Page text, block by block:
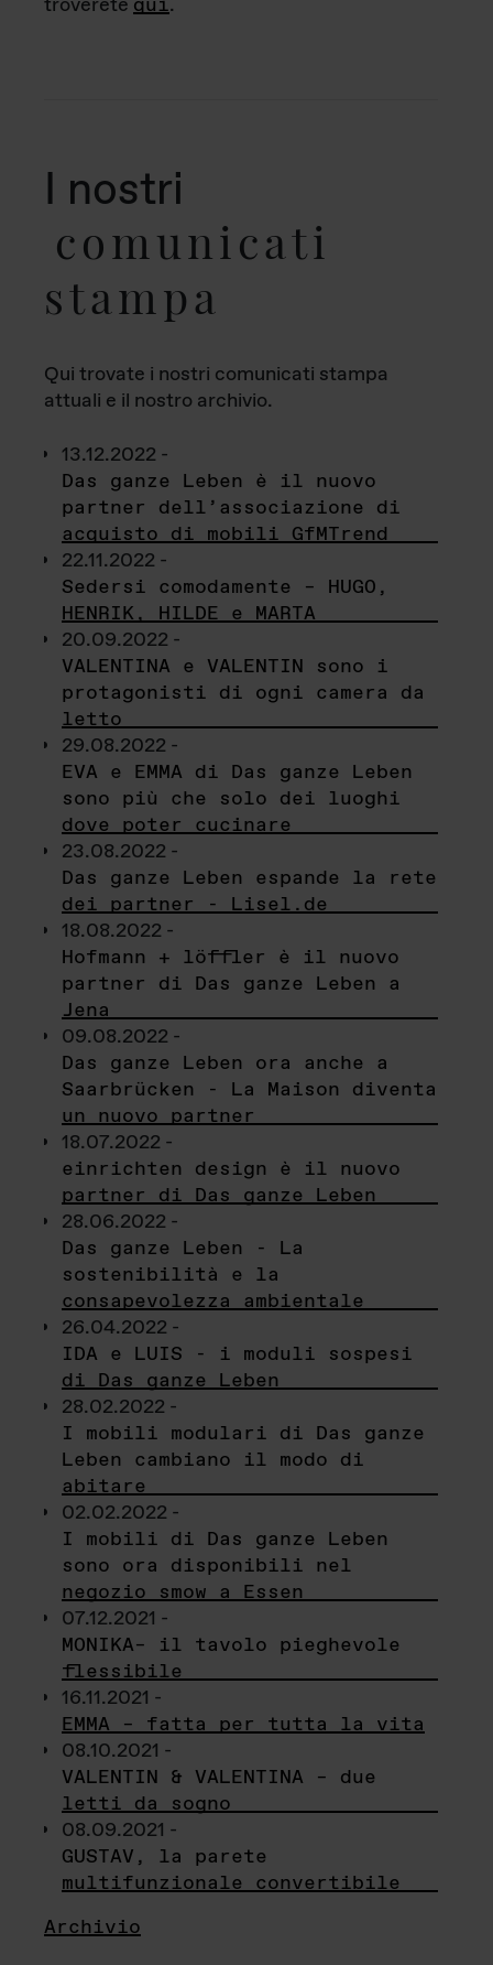
I nostri
comunicati
stampa
Qui trovate i nostri comunicati stampa
attuali e il nostro archivio.
13.12.2022 -
Das ganze Leben è il nuovo
partner dell’associazione di
acquisto di mobili GfMTrend
22.11.2022 -
Sedersi comodamente – HUGO,
HENRIK, HILDE e MARTA
20.09.2022 -
VALENTINA e VALENTIN sono i
protagonisti di ogni camera da
letto
29.08.2022 -
EVA e EMMA di Das ganze Leben
sono più che solo dei luoghi
dove poter cucinare
23.08.2022 -
Das ganze Leben espande la rete
dei partner - Lisel.de
18.08.2022 -
Hofmann + löffler è il nuovo
partner di Das ganze Leben a
Jena
09.08.2022 -
Das ganze Leben ora anche a
Saarbrücken - La Maison diventa
un nuovo partner
18.07.2022 -
einrichten design è il nuovo
partner di Das ganze Leben
28.06.2022 -
Das ganze Leben - La
sostenibilità e la
consapevolezza ambientale
26.04.2022 -
IDA e LUIS - i moduli sospesi
di Das ganze Leben
28.02.2022 -
I mobili modulari di Das ganze
Leben cambiano il modo di
abitare
02.02.2022 -
I mobili di Das ganze Leben
sono ora disponibili nel
negozio smow a Essen
07.12.2021 -
MONIKA– il tavolo pieghevole
flessibile
16.11.2021 -
EMMA – fatta per tutta la vita
08.10.2021 -
VALENTIN & VALENTINA – due
letti da sogno
08.09.2021 -
GUSTAV, la parete
multifunzionale convertibile
Archivio